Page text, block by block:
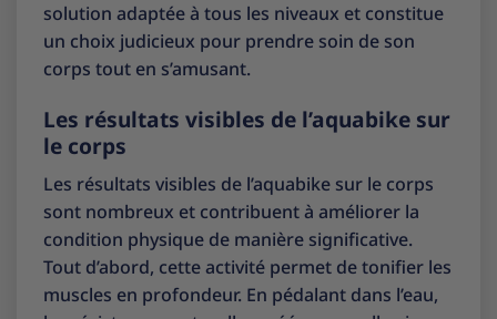
solution adaptée à tous les niveaux et constitue
un choix judicieux pour prendre soin de son
corps tout en s’amusant.
Les résultats visibles de l’aquabike sur
le corps
Les résultats visibles de l’aquabike sur le corps
sont nombreux et contribuent à améliorer la
condition physique de manière significative.
Tout d’abord, cette activité permet de tonifier les
muscles en profondeur. En pédalant dans l’eau,